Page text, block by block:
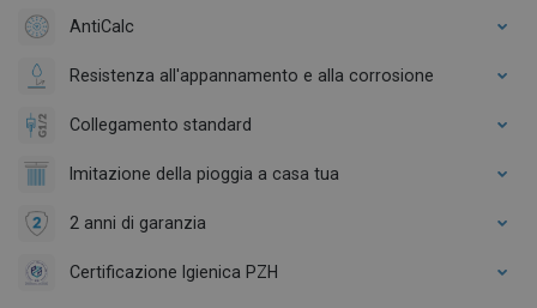
AntiCalc
Resistenza all'appannamento e alla corrosione
Collegamento standard
Imitazione della pioggia a casa tua
2 anni di garanzia
Certificazione Igienica PZH